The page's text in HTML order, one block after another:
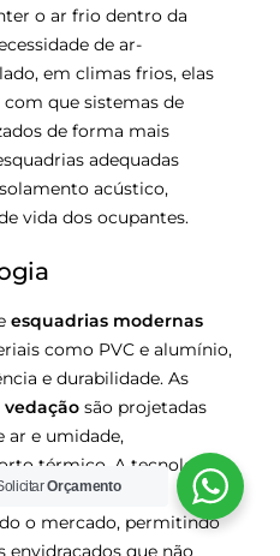
o ar frio dentro da
de ar-
em climas frios, elas
que sistemas de
de forma mais
adequadas
acústico,
vida dos ocupantes.
esquadrias modernas
como PVC e alumínio,
e durabilidade. As
são projetadas
ar e umidade,
térmico. A tecnologia
o uso doStructural
o mercado, permitindo
envidraçados que não
Orçamento